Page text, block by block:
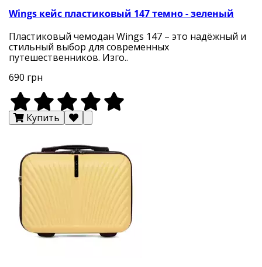
Wings кейс пластиковый 147 темно - зеленый
Пластиковый чемодан Wings 147 – это надёжный и
стильный выбор для современных
путешественников. Изго..
690 грн
Купить